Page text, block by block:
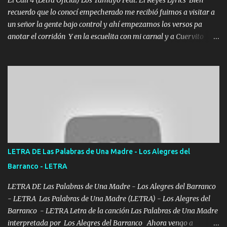
recuerdo que lo conocí empecherado me recibió fuimos a visitar a
un señor la gente bajo control y ahí empezamos los versos pa
anotar el corridón Y en la escuelita con mi carnal y a Cuervito
verde se le extraña pa que sepan Aquí Pura GENTE DE LA RANA 🐸
POR CLAVE ES EL CALI 4 EN LA CIUDAD TIJUANA Música Al
tirante andamos mi carnal atento a cualquier necesidad no porque
se ve limpio el camino nos confiamos al andar y nunca con la
misma piedra me vuelvo a tropezar Cuando ando de enamorado
en corto me tiró a per...
LETRA DE Las Palabras de Una Madre - Los Alegres del
Barranco - LETRA
LETRA DE Las Palabras de Una Madre - Los Alegres del Barranco
- LETRA Las Palabras de Una Madre (LETRA) - Los Alegres del
Barranco - LETRA Letra de la canción Las Palabras de Una Madre
interpretada por Los Alegres del Barranco Ahora vengo a